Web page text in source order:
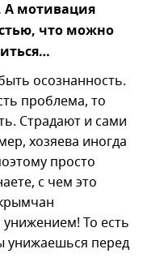
А мотивация
что можно
осознанность.
проблема, то
Страдают и сами
хозяева иногда
просто
с чем это
унижением! То есть
унижаешься перед